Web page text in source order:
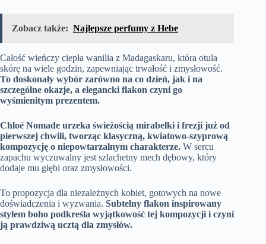
Zobacz także: Najlepsze perfumy z Hebe
Całość wieńczy ciepła wanilia z Madagaskaru, która otula
skórę na wiele godzin, zapewniając trwałość i zmysłowość.
To doskonały wybór zarówno na co dzień, jak i na
szczególne okazje, a elegancki flakon czyni go
wyśmienitym prezentem.
Chloé Nomade urzeka świeżością mirabelki i frezji już od
pierwszej chwili, tworząc klasyczną, kwiatowo-szyprową
kompozycję o niepowtarzalnym charakterze. W sercu
zapachu wyczuwalny jest szlachetny mech dębowy, który
dodaje mu głębi oraz zmysłowości.
To propozycja dla niezależnych kobiet, gotowych na nowe
doświadczenia i wyzwania. Subtelny flakon inspirowany
stylem boho podkreśla wyjątkowość tej kompozycji i czyni
ją prawdziwą ucztą dla zmysłów.